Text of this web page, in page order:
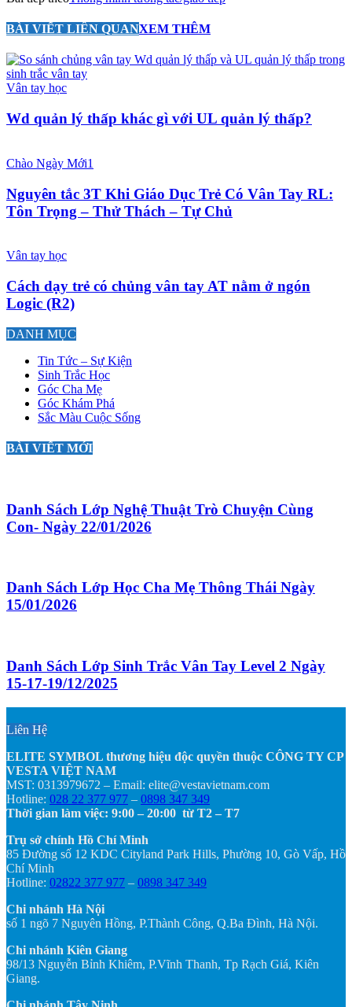
BÀI VIẾT LIÊN QUANXEM THÊM
Vân tay học
Wd quản lý thấp khác gì với UL quản lý thấp?
Chào Ngày Mới1
Nguyên tắc 3T Khi Giáo Dục Trẻ Có Vân Tay RL:
Tôn Trọng – Thử Thách – Tự Chủ
Vân tay học
Cách dạy trẻ có chủng vân tay AT nằm ở ngón
Logic (R2)
DANH MỤC
Tin Tức – Sự Kiện
Sinh Trắc Học
Góc Cha Mẹ
Góc Khám Phá
Sắc Màu Cuộc Sống
BÀI VIẾT MỚI
Danh Sách Lớp Nghệ Thuật Trò Chuyện Cùng
Con- Ngày 22/01/2026
Danh Sách Lớp Học Cha Mẹ Thông Thái Ngày
15/01/2026
Danh Sách Lớp Sinh Trắc Vân Tay Level 2 Ngày
15-17-19/12/2025
Liên Hệ
ELITE SYMBOL thương hiệu độc quyền thuộc CÔNG TY CP
VESTA VIỆT NAM
MST: 0313979672 – Email: elite@vestavietnam.com
Hotline: 028 22 377 977 – 0898 347 349
Thời gian làm việc: 9:00 – 20:00 từ T2 – T7
Trụ sở chính Hồ Chí Minh
85 Đường số 12 KDC Cityland Park Hills, Phường 10, Gò Vấp, Hồ
Chí Minh
Hotline: 02822 377 977 – 0898 347 349
Chi nhánh Hà Nội
số 1 ngõ 7 Nguyên Hồng, P.Thành Công, Q.Ba Đình, Hà Nội.
Chi nhánh Kiên Giang
98/13 Nguyễn Bỉnh Khiêm, P.Vĩnh Thanh, Tp Rạch Giá, Kiên
Giang.